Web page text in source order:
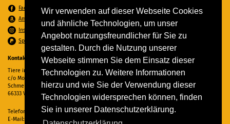
Wir verwenden auf dieser Webseite Cookies
und ähnliche Technologien, um unser
Angebot nutzungsfreundlicher für Sie zu
gestalten. Durch die Nutzung unserer
Webseite stimmen Sie dem Einsatz dieser
Technologien zu. Weitere Informationen
hierzu und wie Sie der Verwendung dieser
Technologien widersprechen können, finden
Sie in unserer Datenschutzerklärung.
Facebook
Amazon Wunschzettel
Instagram
Spenden per PayPal
Kontakt
Tiere in Not Saar e.V.
c/o Monika Ewen
Schmelzer Straße 22
66333 Völklingen
Telefon:
06898 294862
E-Mail:
info@tiere-in-not-saar.de